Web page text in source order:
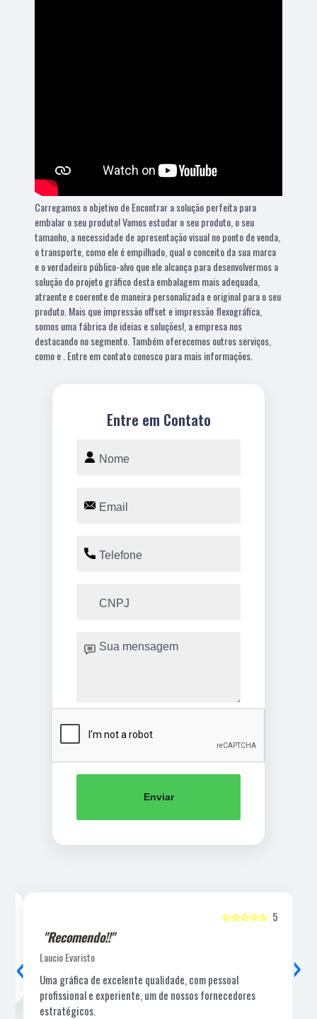
Carregamos o objetivo de Encontrar a solução perfeita para
embalar o seu produto! Vamos estudar o seu produto, o seu
tamanho, a necessidade de apresentação visual no ponto de venda,
o transporte, como ele é empilhado, qual o conceito da sua marca
e o verdadeiro público-alvo que ele alcança para desenvolvermos a
solução do projeto gráfico desta embalagem mais adequada,
atraente e coerente de maneira personalizada e original para o seu
produto. Mais que impressão offset e impressão flexográfica,
somos uma fábrica de ideias e soluções!, a empresa nos
destacando no segmento. Também oferecemos outros serviços,
como e . Entre em contato conosco para mais informações.
Entre em Contato
Enviar
5
☆☆☆☆☆
"Recomendo!!"
Laucio Evaristo
Uma gráfica de excelente qualidade, com pessoal
profissional e experiente, um de nossos fornecedores
estratégicos.
‹ ›